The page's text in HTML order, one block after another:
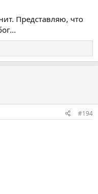
Представляю, что
#194